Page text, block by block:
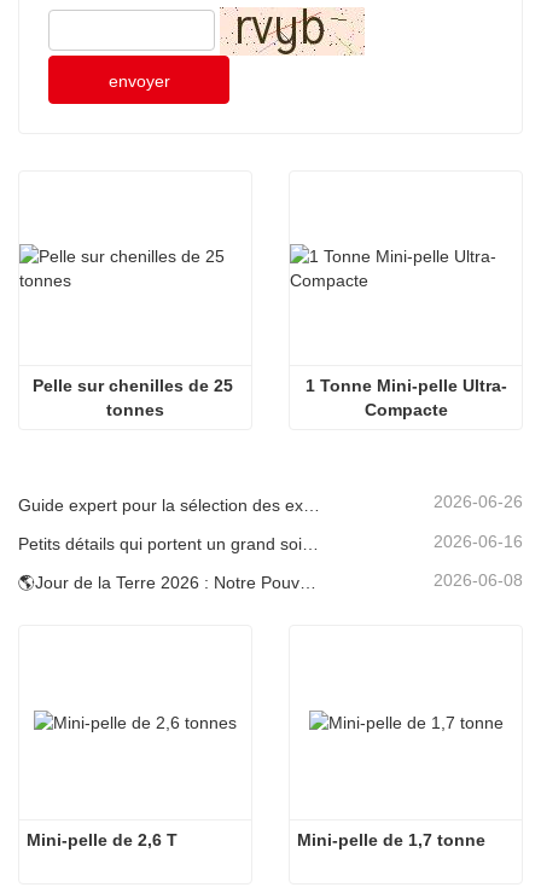
envoyer
Pelle sur chenilles de 25
tonnes
1 Tonne Mini-pelle Ultra-
Compacte
2026-06-26
2026-06-16
2026-06-08
Mini-pelle de 2,6 T Mini-pelle de 1,7 tonne